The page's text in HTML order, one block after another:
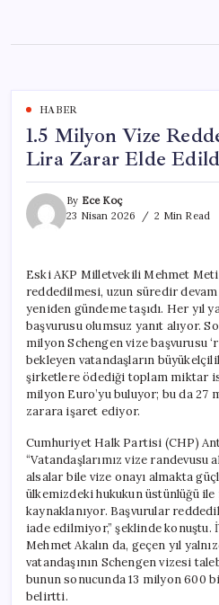
content
HABER
1.5 Milyon Vize
Lira Zarar Elde
By Ece Koç
23 Nisan 2026
2 Min Read
Eski AKP Milletvekili Mehmet
reddedilmesi, uzun süredir devam
yeniden gündeme taşıdı. Her yıl
başvurusu olumsuz yanıt alıyor.
milyon Schengen vize başvurusu
bekleyen vatandaşların
şirketlere ödediği toplam miktar
milyon Euro’yu buluyor; bu da
zarara işaret ediyor.
Cumhuriyet Halk Partisi (CHP)
“Vatandaşlarımız vize randevusu
alsalar bile vize onayı almakta
ülkemizdeki hukukun üstünlüğü
kaynaklanıyor. Başvurular
iade edilmiyor,” şeklinde
Mehmet Akalın da, geçen yıl
vatandaşının Schengen vizesi
bunun sonucunda 13 milyon 600
belirtti.